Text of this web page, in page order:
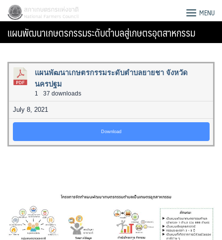
Skip
content
สภาเกษตรกรแห่งชาติ MENU
แผนพัฒนาเกษตรกรรมระดับตำบลสู่เกษตรอุตสาหกรรม
แผนพัฒนาเกษตรกรรมระดับตำบลยายชา จังหวัด
นครปฐม
1 37 downloads
July 8, 2021
Download